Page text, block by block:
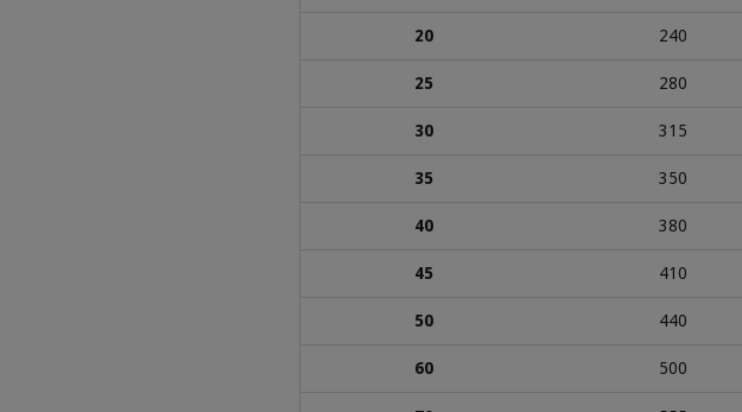
20 240
25 280
30 315
35 350
40 380
45 410
50 440
60 500